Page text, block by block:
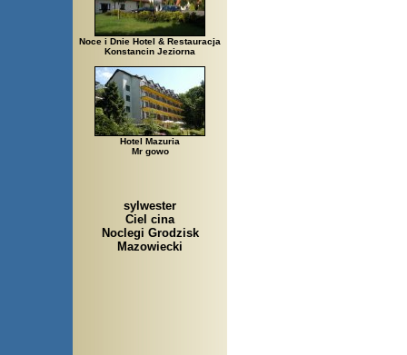
Noce i Dnie Hotel & Restauracja
Konstancin Jeziorna
Hotel Mazuria
Mr gowo
sylwester
Ciel cina
Noclegi Grodzisk
Mazowiecki